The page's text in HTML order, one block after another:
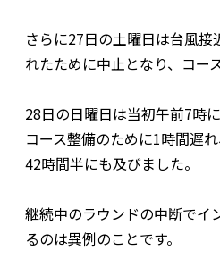
さらに27日の土曜日は台風接
れたために中止となり、コー
28日の日曜日は当初午前7時
コース整備のために1時間遅
42時間半にも及びました。
継続中のラウンドの中断でイ
るのは異例のことです。